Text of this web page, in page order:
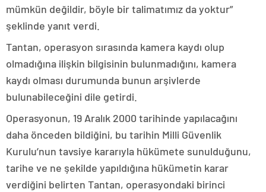
mümkün değildir, böyle bir talimatımız da yoktur”
şeklinde yanıt verdi.
Tantan, operasyon sırasında kamera kaydı olup
olmadığına ilişkin bilgisinin bulunmadığını, kamera
kaydı olması durumunda bunun arşivlerde
bulunabileceğini dile getirdi.
Operasyonun, 19 Aralık 2000 tarihinde yapılacağını
daha önceden bildiğini, bu tarihin Milli Güvenlik
Kurulu’nun tavsiye kararıyla hükümete sunulduğunu,
tarihe ve ne şekilde yapıldığına hükümetin karar
verdiğini belirten Tantan, operasyondaki birinci